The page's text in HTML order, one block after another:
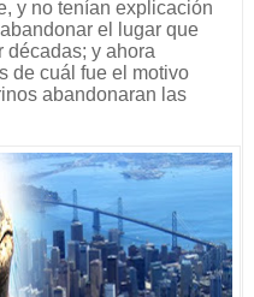
y no tenían explicación
el lugar que
décadas; y ahora
de cuál fue el motivo
abandonaran las